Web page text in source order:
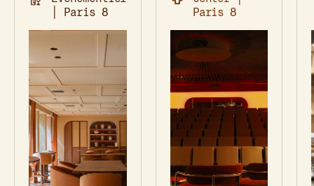
│ Paris 8
Paris 8